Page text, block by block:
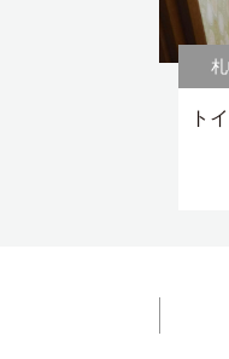
ト